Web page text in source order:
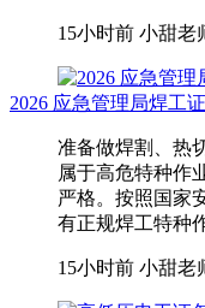
15小时前 小甜老
2026 应急管理局焊工
准备做焊割、热
属于高危特种作
严格。按照国家
有正规焊工特种
15小时前 小甜老